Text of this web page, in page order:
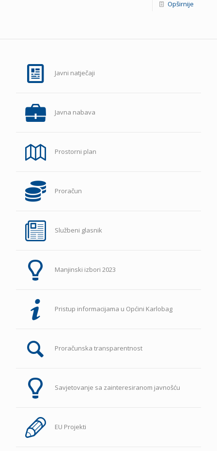
Opširnije
Javni natječaji
Javna nabava
Prostorni plan
Proračun
Službeni glasnik
Manjinski izbori 2023
Pristup informacijama u Općini Karlobag
Proračunska transparentnost
Savjetovanje sa zainteresiranom javnošću
EU Projekti